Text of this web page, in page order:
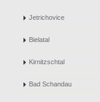
Jetrichovice
Bielatal
Kirnitzschtal
Bad Schandau